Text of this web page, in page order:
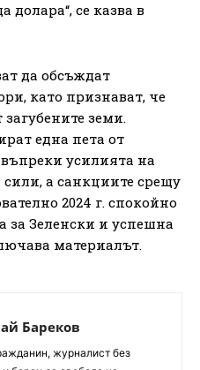
долара“, се казва в
да обсъждат
като признават, че
земи.
една пета от
усилията на
а санкциите срещу
2024 г. спокойно
за Зеленски и успешна
материалът.
Бареков
журналист без